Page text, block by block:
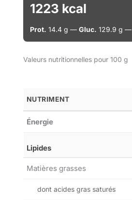
1223 kcal
Prot. 14.4 g — Gluc. 129.9 g —
Valeurs nutritionnelles pour 100 g
NUTRIMENT
Énergie
Lipides
Matières grasses
dont acides gras saturés